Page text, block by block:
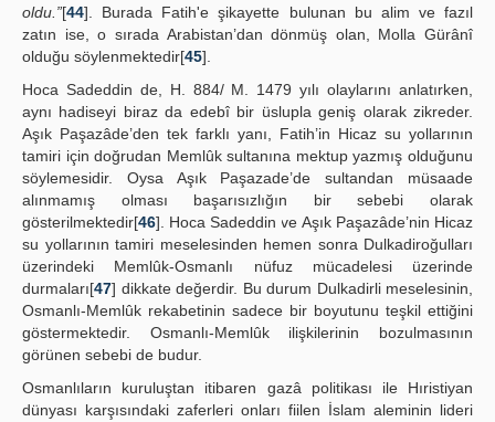
oldu.”[44]. Burada Fatih'e şikayette bulunan bu alim ve fazıl
zatın ise, o sırada Arabistan’dan dönmüş olan, Molla Gürânî
olduğu söylenmektedir[45].
Hoca Sadeddin de, H. 884/ M. 1479 yılı olaylarını anlatırken,
aynı hadiseyi biraz da edebî bir üslupla geniş olarak zikreder.
Aşık Paşazâde’den tek farklı yanı, Fatih’in Hicaz su yollarının
tamiri için doğrudan Memlûk sultanına mektup yazmış olduğunu
söylemesidir. Oysa Aşık Paşazade’de sultandan müsaade
alınmamış olması başarısızlığın bir sebebi olarak
gösterilmektedir[46]. Hoca Sadeddin ve Aşık Paşazâde’nin Hicaz
su yollarının tamiri meselesinden hemen sonra Dulkadiroğulları
üzerindeki Memlûk-Osmanlı nüfuz mücadelesi üzerinde
durmaları[47] dikkate değerdir. Bu durum Dulkadirli meselesinin,
Osmanlı-Memlûk rekabetinin sadece bir boyutunu teşkil ettiğini
göstermektedir. Osmanlı-Memlûk ilişkilerinin bozulmasının
görünen sebebi de budur.
Osmanlıların kuruluştan itibaren gazâ politikası ile Hıristiyan
dünyası karşısındaki zaferleri onları fiilen İslam aleminin lideri